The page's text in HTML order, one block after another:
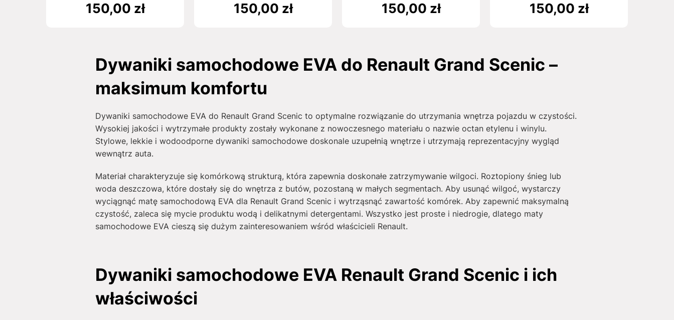
150,00 zł 150,00 zł 150,00 zł 150,00 zł
Dywaniki samochodowe EVA do Renault Grand Scenic –
maksimum komfortu
Dywaniki samochodowe EVA do Renault Grand Scenic to optymalne rozwiązanie do utrzymania wnętrza pojazdu w czystości.
Wysokiej jakości i wytrzymałe produkty zostały wykonane z nowoczesnego materiału o nazwie octan etylenu i winylu.
Stylowe, lekkie i wodoodporne dywaniki samochodowe doskonale uzupełnią wnętrze i utrzymają reprezentacyjny wygląd
wewnątrz auta.
Materiał charakteryzuje się komórkową strukturą, która zapewnia doskonałe zatrzymywanie wilgoci. Roztopiony śnieg lub
woda deszczowa, które dostały się do wnętrza z butów, pozostaną w małych segmentach. Aby usunąć wilgoć, wystarczy
wyciągnąć matę samochodową EVA dla Renault Grand Scenic i wytrząsnąć zawartość komórek. Aby zapewnić maksymalną
czystość, zaleca się mycie produktu wodą i delikatnymi detergentami. Wszystko jest proste i niedrogie, dlatego maty
samochodowe EVA cieszą się dużym zainteresowaniem wśród właścicieli Renault.
Dywaniki samochodowe EVA Renault Grand Scenic i ich
właściwości